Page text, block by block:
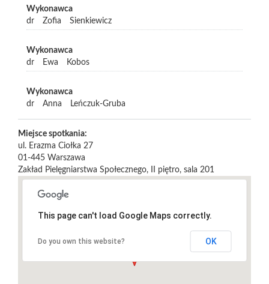
Wykonawca
dr
Zofia Sienkiewicz
Wykonawca
dr
Ewa Kobos
Wykonawca
dr
Anna Leńczuk-Gruba
Miejsce spotkania:
ul. Erazma Ciołka 27
01-445 Warszawa
Zakład Pielęgniarstwa Społecznego, II piętro, sala 201
This page can't load Google Maps correctly.
Do you own this website? OK